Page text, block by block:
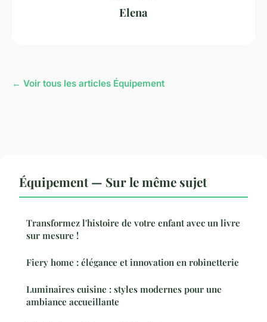
Elena
← Voir tous les articles Équipement
Équipement — Sur le même sujet
Transformez l'histoire de votre enfant avec un livre
sur mesure !
Fiery home : élégance et innovation en robinetterie
Luminaires cuisine : styles modernes pour une
ambiance accueillante